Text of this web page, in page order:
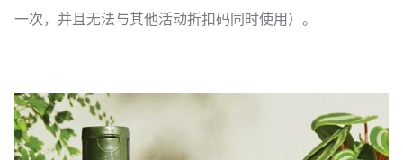
一次，并且无法与其他活动折扣码同时使用）。